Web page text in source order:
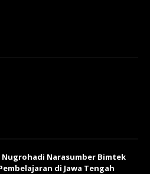
Narasumber Bimtek
di Jawa Tengah